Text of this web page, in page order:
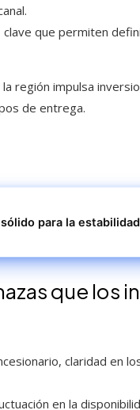
que permiten
región impulsa
de entrega.
para la
que los
claridad en
en la